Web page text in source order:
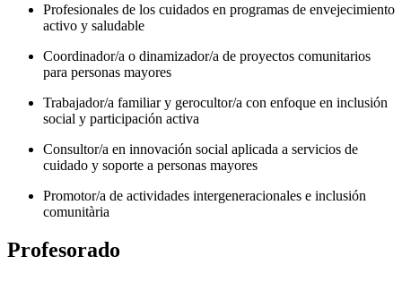
Profesionales de los cuidados en programas de envejecimiento
activo y saludable
Coordinador/a o dinamizador/a de proyectos comunitarios
para personas mayores
Trabajador/a familiar y gerocultor/a con enfoque en inclusión
social y participación activa
Consultor/a en innovación social aplicada a servicios de
cuidado y soporte a personas mayores
Promotor/a de actividades intergeneracionales e inclusión
comunitària
Profesorado